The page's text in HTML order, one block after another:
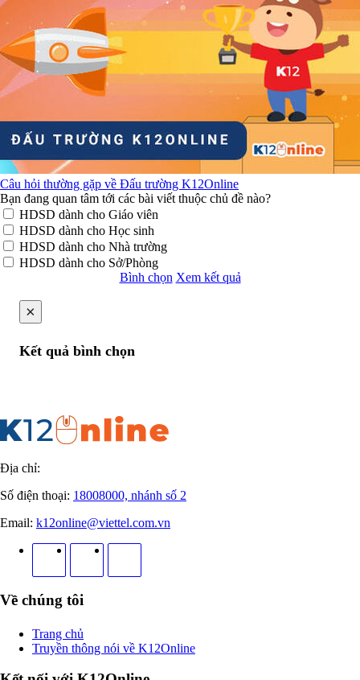
Câu hỏi thường gặp về Đấu trường K12Online
Bạn đang quan tâm tới các bài viết thuộc chủ đề nào?
HDSD dành cho Giáo viên
HDSD dành cho Học sinh
HDSD dành cho Nhà trường
HDSD dành cho Sở/Phòng
Bình chọn Xem kết quả
×
Kết quả bình chọn
Địa chỉ:
Số điện thoại: 18008000, nhánh số 2
Email: k12online@viettel.com.vn
Về chúng tôi
Trang chủ
Truyền thông nói về K12Online